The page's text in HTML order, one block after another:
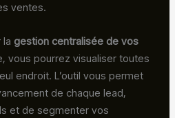
ventes.
la gestion centralisée de vos
vous pourrez visualiser toutes
endroit. L’outil vous permet
de chaque lead,
et de segmenter vos